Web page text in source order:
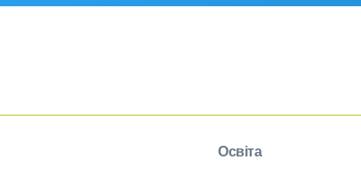
Освіта